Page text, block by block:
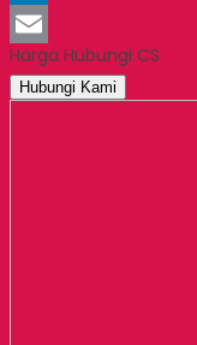
LinkedIn
Email
Harga Hubungi CS
Hubungi Kami